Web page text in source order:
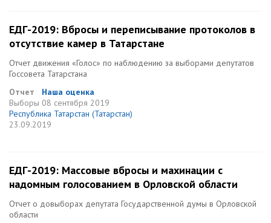
ЕДГ-2019: Вбросы и переписывание протоколов в
отсутствие камер в Татарстане
Отчет движения «Голос» по наблюдению за выборами депутатов
Госсовета Татарстана
Отчет
Наша оценка
Выборы 08 сентября 2019
Республика Татарстан (Татарстан)
23.09.2019
ЕДГ-2019: Массовые вбросы и махинации с
надомным голосованием в Орловской области
Отчет о довыборах депутата Государственной думы в Орловской
области